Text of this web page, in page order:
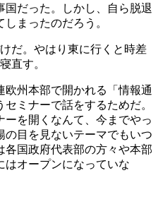
だった。しかし、自ら脱退
まったのだろう。
だ。やはり東に行くと時差
直す。
欧州本部で開かれる「情報通
ミナーで話をするためだ。
ーを開くなんて、今までやっ
目を見ないテーマでもいつ
国政府代表部の方々や本部
はオープンになっていな